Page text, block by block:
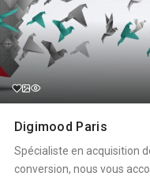
Digimood Paris
Spécialiste en acquisition
conversion, nous vous